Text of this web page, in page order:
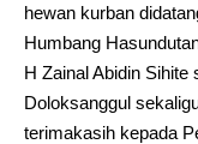
hewan kurban
Humbang
H Zainal Abidin
Doloksanggul
terimakasih kepada